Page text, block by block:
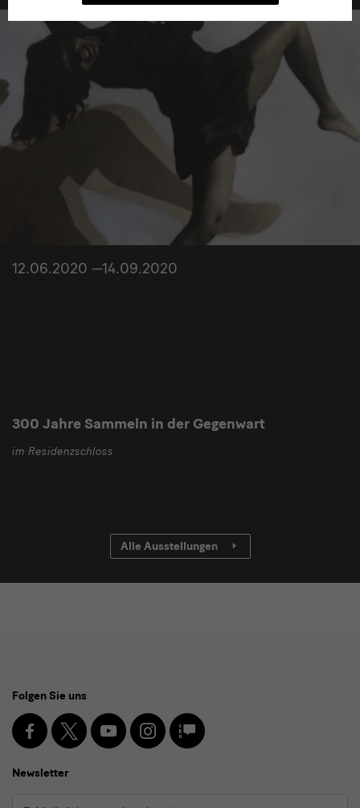
12.06.2020 —14.09.2020
300 Jahre Sammeln in der Gegenwart
im Residenzschloss
Alle Ausstellungen
Media
und
Newsletter
Folgen Sie uns
Facebook
X YoutubeInstagramSKD
Blog
Newsletter